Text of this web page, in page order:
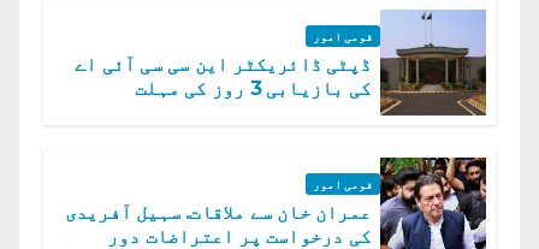
قومی امور
ڈپٹی ڈائریکٹر این سی سی آئی اے
کی بازیابی 3 روز کی مہلت
قومی امور
عمران خان سے ملاقات. سہیل آفریدی
کی درخواست پر اعتراضات دور